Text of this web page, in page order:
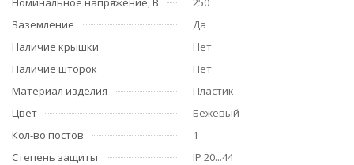
Заземление
Да
Наличие крышки
Нет
Наличие шторок
Нет
Материал изделия
Пластик
Цвет
Бежевый
Кол-во постов
1
Степень защиты
IP 20...44